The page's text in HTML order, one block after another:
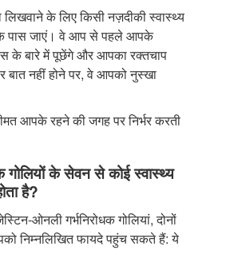
के लिए किसी नज़दीकी स्वास्थ्य
पास जाएं। वे आप से पहले आपके
के बारे में पूछेंगे और आपका रक्तचाप
बात नहीं होने पर, वे आपको नुस्खा
आपके रहने की जगह पर निर्भर करती
गोलियों के सेवन से कोई स्वास्थ्य
है?
ओनली गर्भनिरोधक गोलियां, दोनों
निम्नलिखित फायदे पहुंच सकते हैं: ये